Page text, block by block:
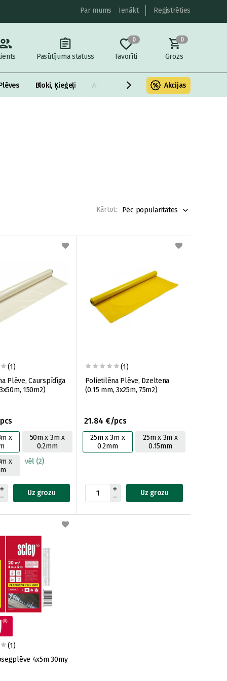
Par mums Ienākt Reģistrēties
Pasūtījuma statuss
0
Favorīti
0
Grozs
Bloki, Ķieģeļi Armatūra un metāls Fasādes
Akcijas
Kārtot: Pēc popularitātes
(1)
Plēve, Caurspīdīga
150m2)
x
50m x 3m x
0.2mm
x
vēl (2)
Uz grozu
(1)
Polietilēna Plēve, Dzeltena
(0.15 mm, 3x25m, 75m2)
21.84 €/pcs
25m x 3m x
0.2mm
25m x 3m x
0.15mm
Uz grozu
(1)
4x5m 30my